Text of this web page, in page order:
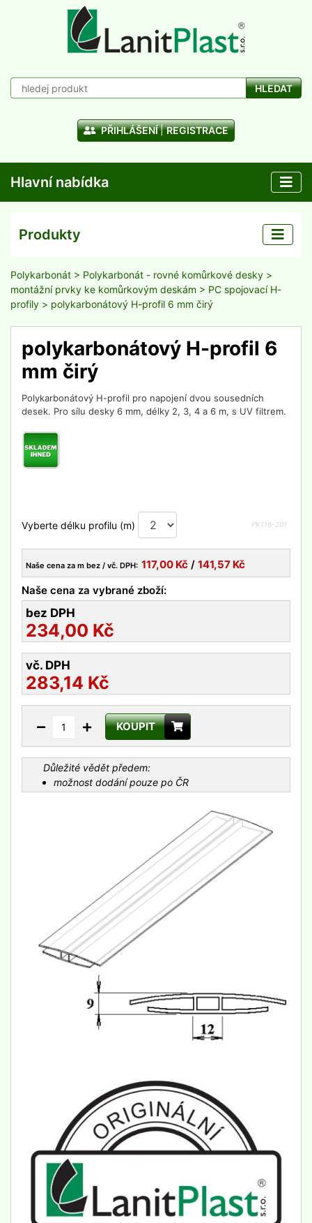
HLEDAT
PŘIHLÁŠENÍ REGISTRACE
Hlavní nabídka
Produkty
Polykarbonát > Polykarbonát - rovné komůrkové desky >
montážní prvky ke komůrkovým deskám > PC spojovací H-
profily > polykarbonátový H-profil 6 mm čirý
polykarbonátový H-profil 6
mm čirý
Polykarbonátový H-profil pro napojení dvou sousedních
desek. Pro sílu desky 6 mm, délky 2, 3, 4 a 6 m, s UV filtrem.
Vyberte délku profilu (m) PK116-201
Naše cena za m bez / vč. DPH: 117,00 Kč / 141,57 Kč
Naše cena za vybrané zboží:
bez DPH
234,00 Kč
vč. DPH
283,14 Kč
KOUPIT
Důležité vědět předem:
možnost dodání pouze po ČR